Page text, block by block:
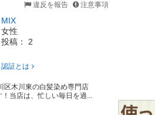
違反を報告
注意事項
MIX
女性
投稿： 2
認証とは
区木川東の白髪染め専門店
！当店は、忙しい毎日を過...